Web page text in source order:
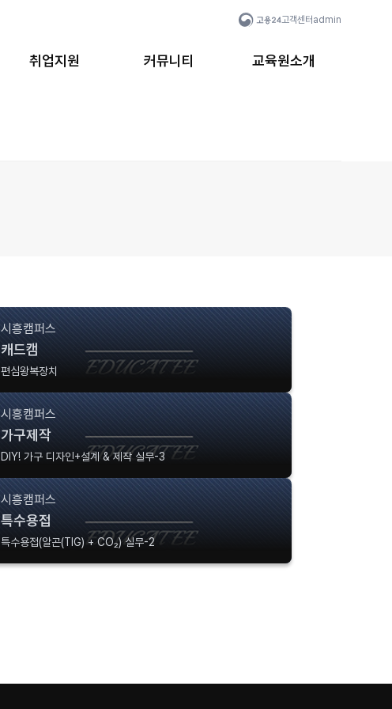
고객센터 admin
취업지원 커뮤니티 교육원소개
시흥캠퍼스
캐드캠
편심왕복장치
시흥캠퍼스
가구제작
DIY! 가구 디자인+설계 & 제작 실무-3
시흥캠퍼스
특수용접
특수용접(알곤(TIG) + CO₂) 실무-2